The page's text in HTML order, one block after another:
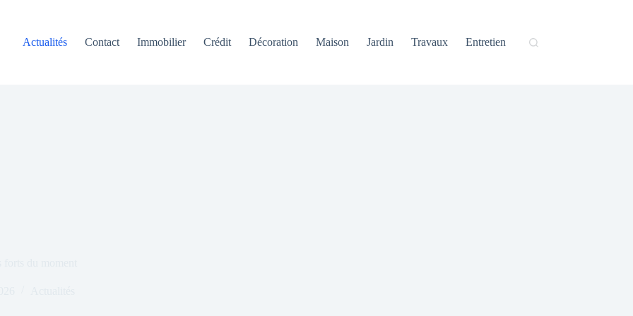
Actualités
Contact Immobilier Crédit Décoration Maison Jardin Travaux Entretien